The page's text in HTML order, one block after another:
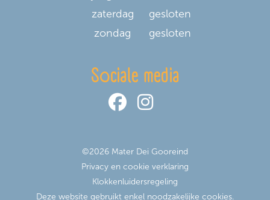
zaterdag
gesloten
zondag
gesloten
Sociale media
©2026 Mater Dei Gooreind
Privacy en cookie verklaring
Klokkenluidersregeling
Deze website gebruikt enkel noodzakelijke cookies.